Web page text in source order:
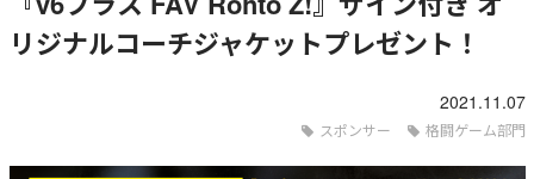
リジナルコーチジャケットプレゼント！
2021.11.07
スポンサー 格闘ゲーム部門